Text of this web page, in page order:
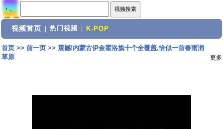
视频首页 热门视频 K-POP
首页>> 前一页>> 震撼!内蒙古伊金霍洛旗十个全覆盖,恰似一首春雨润
草原
更多